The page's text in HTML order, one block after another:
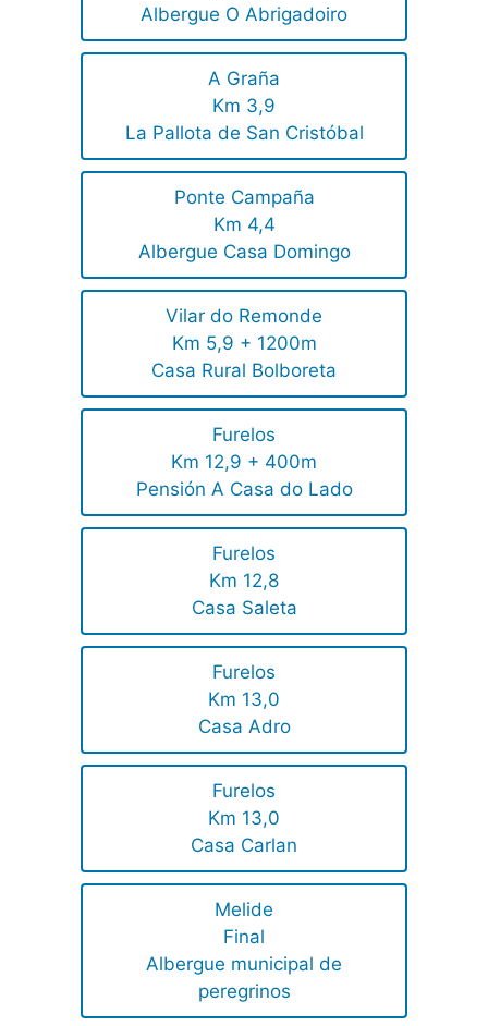
Albergue O Abrigadoiro
A Graña
Km 3,9
La Pallota de San Cristóbal
Ponte Campaña
Km 4,4
Albergue Casa Domingo
Vilar do Remonde
Km 5,9 + 1200m
Casa Rural Bolboreta
Furelos
Km 12,9 + 400m
Pensión A Casa do Lado
Furelos
Km 12,8
Casa Saleta
Furelos
Km 13,0
Casa Adro
Furelos
Km 13,0
Casa Carlan
Melide
Final
Albergue municipal de
peregrinos